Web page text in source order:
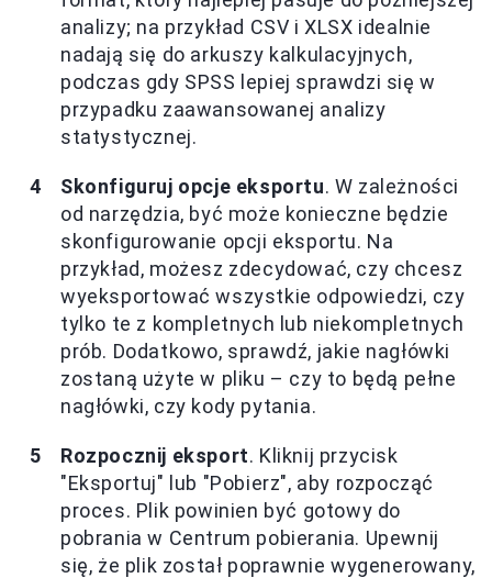
analizy; na przykład CSV i XLSX idealnie
nadają się do arkuszy kalkulacyjnych,
podczas gdy SPSS lepiej sprawdzi się w
przypadku zaawansowanej analizy
statystycznej.
Skonfiguruj opcje eksportu. W zależności
od narzędzia, być może konieczne będzie
skonfigurowanie opcji eksportu. Na
przykład, możesz zdecydować, czy chcesz
wyeksportować wszystkie odpowiedzi, czy
tylko te z kompletnych lub niekompletnych
prób. Dodatkowo, sprawdź, jakie nagłówki
zostaną użyte w pliku – czy to będą pełne
nagłówki, czy kody pytania.
Rozpocznij eksport. Kliknij przycisk
"Eksportuj" lub "Pobierz", aby rozpocząć
proces. Plik powinien być gotowy do
pobrania w Centrum pobierania. Upewnij
się, że plik został poprawnie wygenerowany,